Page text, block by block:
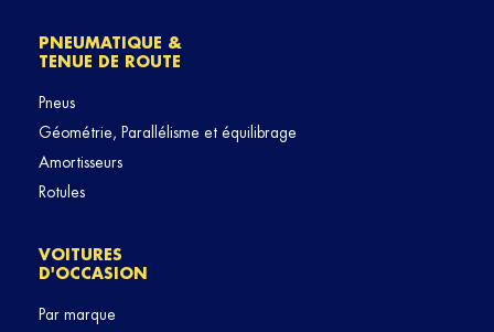
PNEUMATIQUE &
TENUE DE ROUTE
Pneus
Géométrie, Parallélisme et équilibrage
Amortisseurs
Rotules
VOITURES
D'OCCASION
Par marque